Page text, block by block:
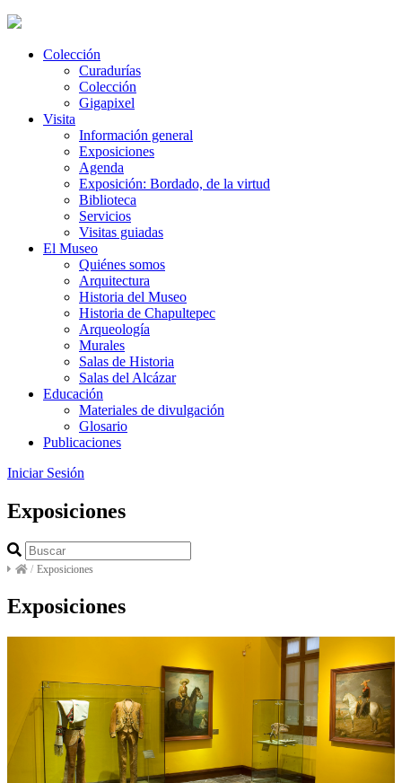
Colección
Curadurías
Colección
Gigapixel
Visita
Información general
Exposiciones
Agenda
Exposición: Bordado, de la virtud
Biblioteca
Servicios
Visitas guiadas
El Museo
Quiénes somos
Arquitectura
Historia del Museo
Historia de Chapultepec
Arqueología
Murales
Salas de Historia
Salas del Alcázar
Educación
Materiales de divulgación
Glosario
Publicaciones
Iniciar Sesión
Exposiciones
/ Exposiciones
Exposiciones